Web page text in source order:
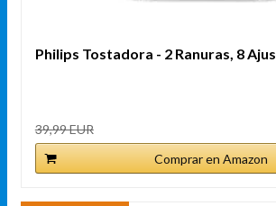
Philips Tostadora - 2 Ranuras, 8
39,99 EUR
Comprar en Amazon